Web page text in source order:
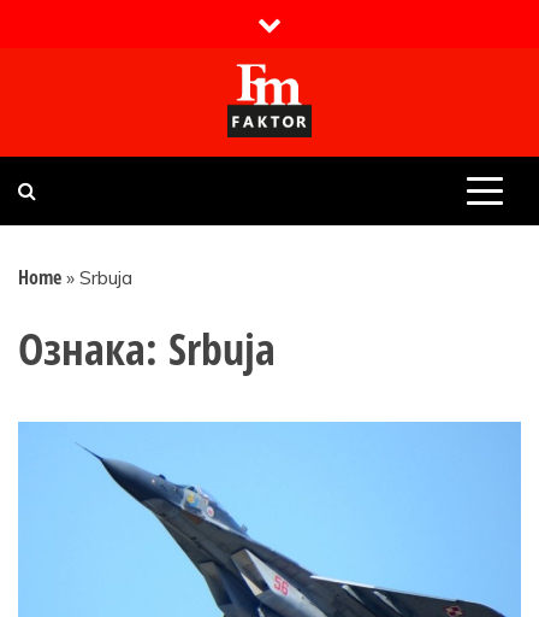
Faktor magazin
Uvijek presudan
Home » Srbuja
Ознака: Srbuja